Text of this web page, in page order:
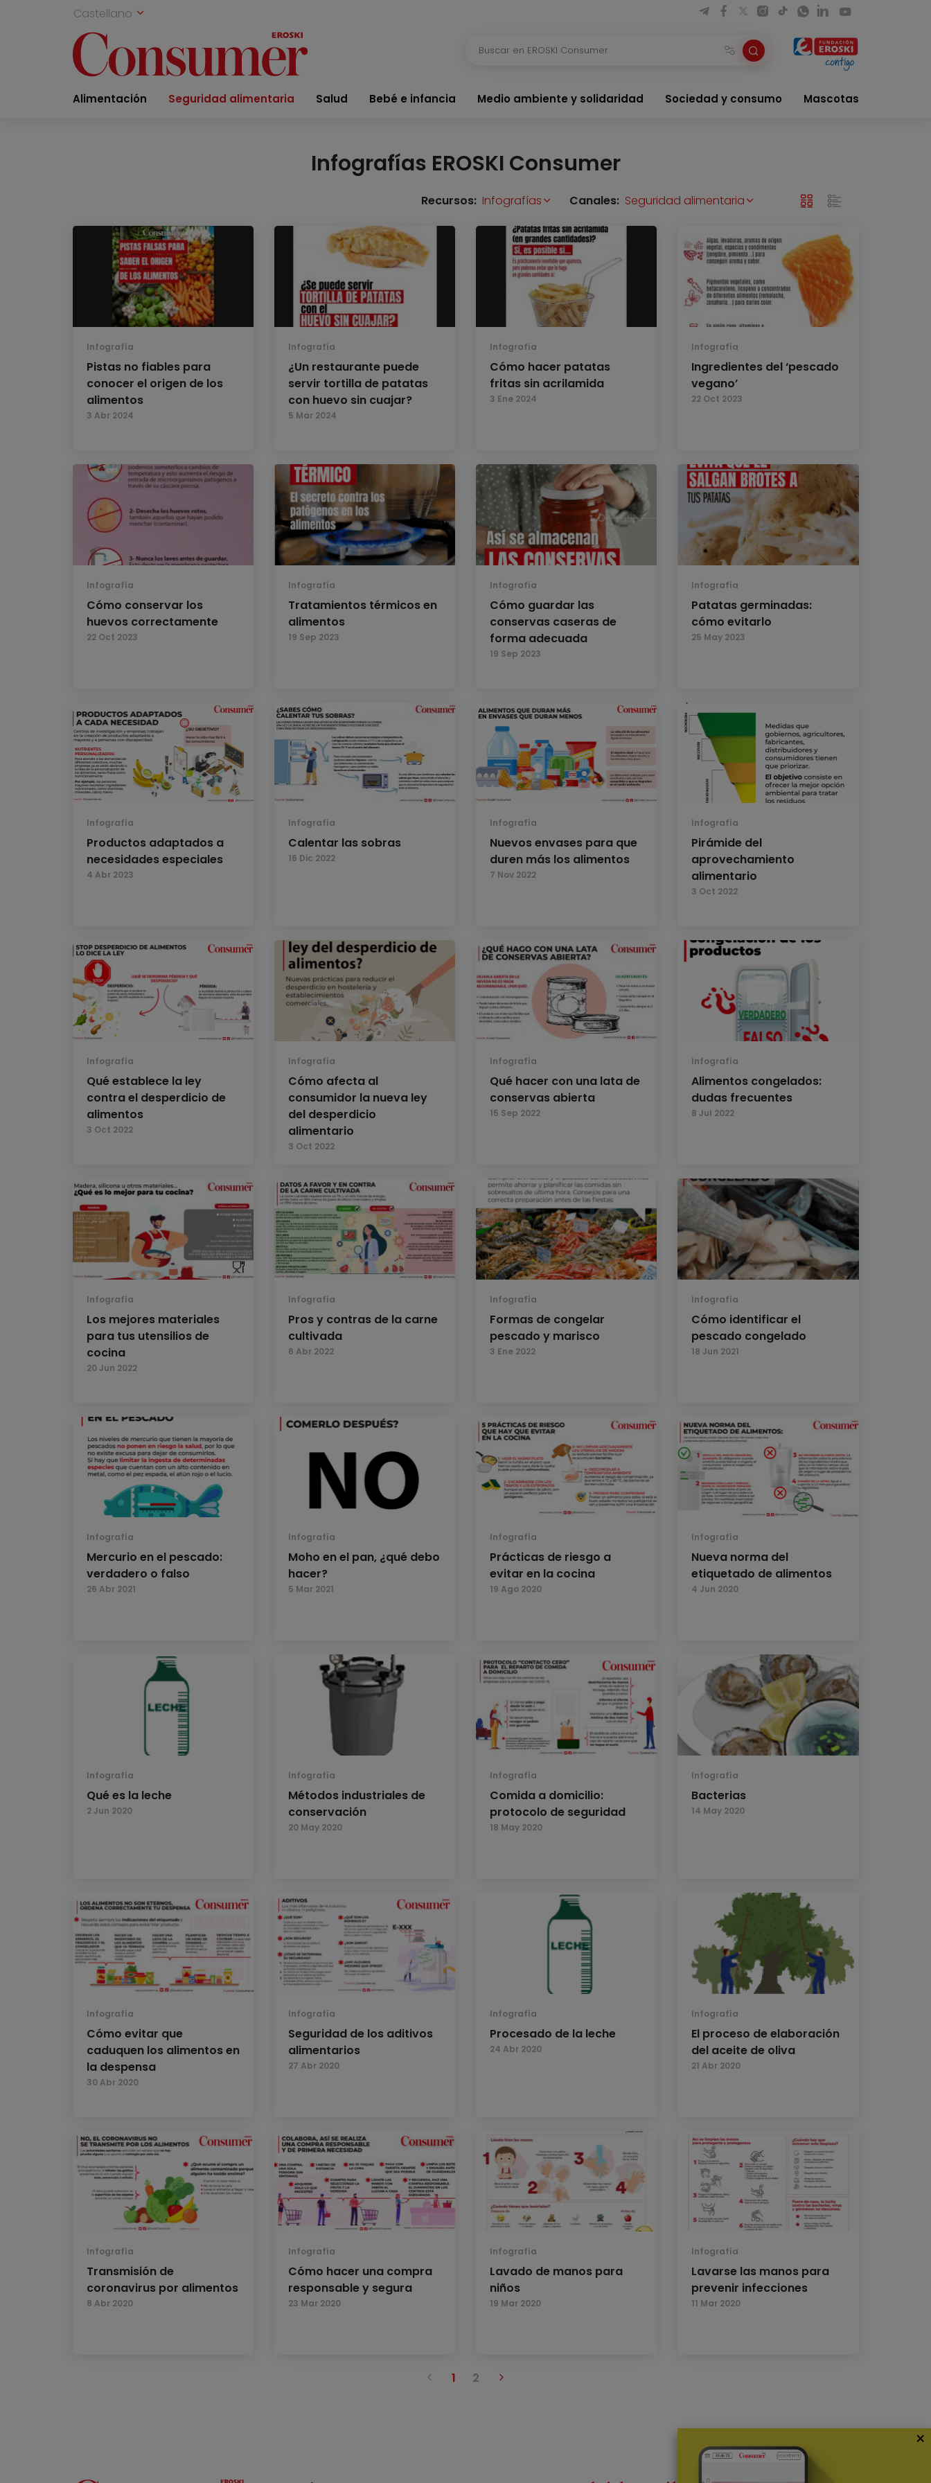
Castellano
Alimentación Seguridad alimentaria Salud Bebé e infancia Medio ambiente y solidaridad Sociedad y consumo Mascotas
Infografías EROSKI Consumer
Recursos: Infografías Canales: Seguridad alimentaria
Infografía
Pistas no fiables para
conocer el origen de los
alimentos
3 Abr 2024
Infografía
¿Un restaurante puede
servir tortilla de patatas
con huevo sin cuajar?
5 Mar 2024
Infografía
Cómo hacer patatas
fritas sin acrilamida
3 Ene 2024
Infografía
Ingredientes del ‘pescado
vegano’
22 Oct 2023
Infografía
Cómo conservar los
huevos correctamente
22 Oct 2023
Infografía
Tratamientos térmicos en
alimentos
19 Sep 2023
Infografía
Cómo guardar las
conservas caseras de
forma adecuada
19 Sep 2023
Infografía
Patatas germinadas:
cómo evitarlo
25 May 2023
Infografía
Productos adaptados a
necesidades especiales
4 Abr 2023
Infografía
Calentar las sobras
16 Dic 2022
Infografía
Nuevos envases para que
duren más los alimentos
7 Nov 2022
Infografía
Pirámide del
aprovechamiento
alimentario
3 Oct 2022
Infografía
Qué establece la ley
contra el desperdicio de
alimentos
3 Oct 2022
Infografía
Cómo afecta al
consumidor la nueva ley
del desperdicio
alimentario
3 Oct 2022
Infografía
Qué hacer con una lata de
conservas abierta
15 Sep 2022
Infografía
Alimentos congelados:
dudas frecuentes
8 Jul 2022
Infografía
Los mejores materiales
para tus utensilios de
cocina
20 Jun 2022
Infografía
Pros y contras de la carne
cultivada
6 Abr 2022
Infografía
Formas de congelar
pescado y marisco
3 Ene 2022
Infografía
Cómo identificar el
pescado congelado
18 Jun 2021
Infografía
Mercurio en el pescado:
verdadero o falso
26 Abr 2021
Infografía
Moho en el pan, ¿qué debo
hacer?
5 Mar 2021
Infografía
Prácticas de riesgo a
evitar en la cocina
19 Ago 2020
Infografía
Nueva norma del
etiquetado de alimentos
4 Jun 2020
Infografía
Qué es la leche
2 Jun 2020
Infografía
Métodos industriales de
conservación
20 May 2020
Infografía
Comida a domicilio:
protocolo de seguridad
18 May 2020
Infografía
Bacterias
14 May 2020
Infografía
Cómo evitar que
caduquen los alimentos en
la despensa
30 Abr 2020
Infografía
Seguridad de los aditivos
alimentarios
27 Abr 2020
Infografía
Procesado de la leche
24 Abr 2020
Infografía
El proceso de elaboración
del aceite de oliva
21 Abr 2020
Infografía
Transmisión de
coronavirus por alimentos
8 Abr 2020
Infografía
Cómo hacer una compra
responsable y segura
23 Mar 2020
Infografía
Lavado de manos para
niños
19 Mar 2020
Infografía
Lavarse las manos para
prevenir infecciones
11 Mar 2020
Anterior
1 2
×